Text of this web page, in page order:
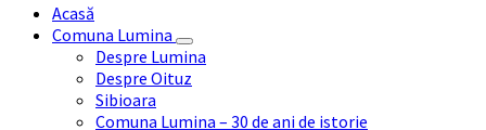
Acasă
Comuna Lumina
Despre Lumina
Despre Oituz
Sibioara
Comuna Lumina – 30 de ani de istorie